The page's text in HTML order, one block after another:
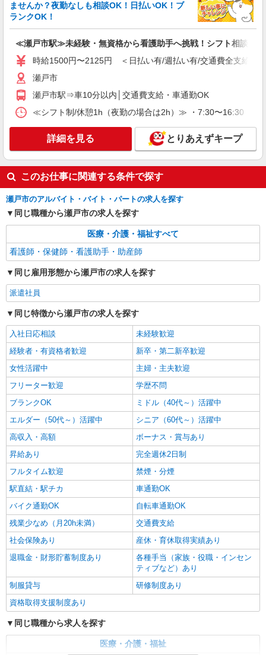
ませんか？夜勤なしも相談OK！日払いOK！ブ
ランクOK！
≪瀬戸市駅≫未経験・無資格から看護助手へ挑戦！シフト相談OK♪
時給1500円〜2125円 ＜日払い有/週払い有/交通費全支給(ガ
瀬戸市
瀬戸市駅⇒車10分以内│交通費支給・車通勤OK
≪シフト制/休憩1h（夜勤の場合は2h）≫ ・7:30〜16:30 ・
詳細を見る とりあえずキープ
このお仕事に関連する条件で探す
瀬戸市のアルバイト・バイト・パートの求人を探す
同じ職種から瀬戸市の求人を探す
医療・介護・福祉すべて
看護師・保健師・看護助手・助産師
同じ雇用形態から瀬戸市の求人を探す
派遣社員
同じ特徴から瀬戸市の求人を探す
入社日応相談
未経験歓迎
経験者・有資格者歓迎
新卒・第二新卒歓迎
女性活躍中
主婦・主夫歓迎
フリーター歓迎
学歴不問
ブランクOK
ミドル（40代～）活躍中
エルダー（50代～）活躍中
シニア（60代～）活躍中
高収入・高額
ボーナス・賞与あり
昇給あり
完全週休2日制
フルタイム歓迎
禁煙・分煙
駅直結・駅チカ
車通勤OK
バイク通勤OK
自転車通勤OK
残業少なめ（月20h未満）
交通費支給
社会保険あり
産休・育休取得実績あり
退職金・財形貯蓄制度あり
各種手当（家族・役職・インセン
ティブなど）あり
制服貸与
研修制度あり
資格取得支援制度あり
同じ職種から求人を探す
医療・介護・福祉